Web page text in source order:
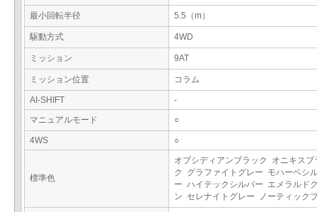
最小回転半径 5.5（m）
駆動方式 4WD
ミッション 9AT
ミッション位置 コラム
AI-SHIFT
-
マニュアルモード
○
4WS ○
標準色
オブシディアンブラック オニキスブ
ク グラファイトグレー モハーベシ
ー ハイテックシルバー エメラルド
ン セレナイトグレー ノーティック